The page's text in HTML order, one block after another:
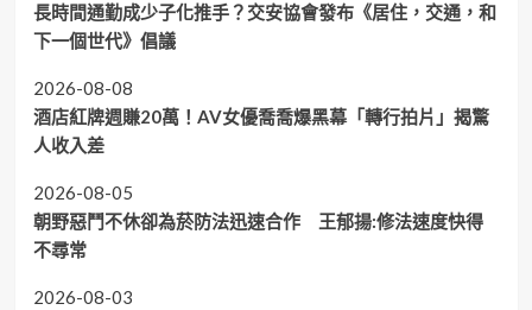
長時間通勤成少子化推手？交安協會發布《居住，交通，和
下一個世代》倡議
2026-08-08
酒店紅牌週賺20萬！AV女優喬喬爆黑幕「轉行拍片」揭驚
人收入差
2026-08-05
朝野惡鬥不休卻為菸防法迅速合作 王郁揚:修法速度快得
不尋常
2026-08-03